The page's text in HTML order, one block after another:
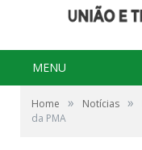
MENU
Home » Notícias »
da PMA